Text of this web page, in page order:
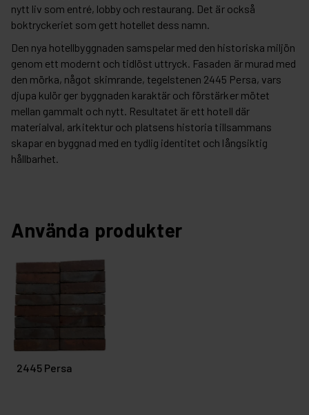
nytt liv som entré, lobby och restaurang. Det är också
boktryckeriet som gett hotellet dess namn.
Den nya hotellbyggnaden samspelar med den historiska miljön
genom ett modernt och tidlöst uttryck. Fasaden är murad med
den mörka, något skimrande, tegelstenen 2445 Persa, vars
djupa kulör ger byggnaden karaktär och förstärker mötet
mellan gammalt och nytt. Resultatet är ett hotell där
materialval, arkitektur och platsens historia tillsammans
skapar en byggnad med en tydlig identitet och långsiktig
hållbarhet.
Använda produkter
2445 Persa